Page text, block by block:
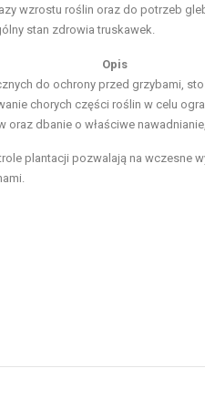
wzrostu roślin oraz do potrzeb
stan zdrowia truskawek.
Opis
do ochrony przed grzybami,
chorych części roślin w celu
dbanie o właściwe
plantacji pozwalają na wczesne